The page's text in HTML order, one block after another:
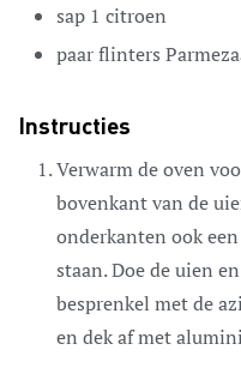
sap 1 citroen
paarflinters
Instructies
Verwarm de oven
bovenkant van de
onderkanten ook
staan. Doe de uien
besprenkel met de
en dek af met